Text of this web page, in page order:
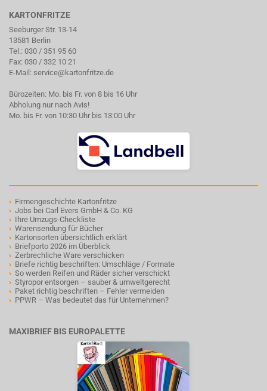
KARTONFRITZE
Seeburger Str. 13-14
13581 Berlin
Tel.: 030 / 351 95 60
Fax: 030 / 332 10 21
E-Mail: service@kartonfritze.de
Bürozeiten: Mo. bis Fr. von 8 bis 16 Uhr
Abholung nur nach Avis!
Mo. bis Fr. von 10:30 Uhr bis 13:00 Uhr
› Firmengeschichte Kartonfritze
› Jobs bei Carl Evers GmbH & Co. KG
› Ihre Umzugs-Checkliste
› Warensendung für Bücher
› Kartonsorten übersichtlich erklärt
› Briefporto 2026 im Überblick
› Zerbrechliche Ware verschicken
› Briefe richtig beschriften: Umschläge / Formate
› So werden Reifen und Räder sicher verschickt
› Styropor entsorgen – sauber & umweltgerecht
› Paket richtig beschriften – Fehler vermeiden
› PPWR – Was bedeutet das für Unternehmen?
MAXIBRIEF BIS EUROPALETTE